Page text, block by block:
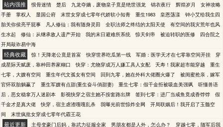
站内强推 恨骨迷情 楚后 九龙夺嫡，废物皇子竟是绝世强龙 锦衣夜行 辉煌岁月
女神攻略
手册
掌权人 显国公府 末世女穿成七零年代娇软小知青 重生1983 皇恩荡漾
钟小艾给我生四
胎关你侯亮平屁事
凡人修仙：我有随身灵田 全职法师之终结的太阳天使
有空间的我灾荒年也风
生水起
修仙：从继承敌人遗产开始 我的末日避难所系统 惊天剑帝 被迫转职的医修
四合院之
开局敲诈易中海
经典收藏 惊！天降老公竟是首富 快穿世界吃瓜第一线 军婚：医学天才在七零靠空间开挂
穿
成星际天赋废，靠种田养家糊口
快穿：尤物穿成万人嫌工具人女配 夭寿！我家超市能穿越
重生
七零，大嫂有空间
重生年代文孤女有空间 回到九零，她在外科大佬圈火爆了
被闺蜜抢亲，嫁军
官怀双胎躺赢了
重生军嫂有点甜(重生奋斗俏甜妻) 重生七零：假千金拒被吸血美强飒
听懂兽语
后，恶女稳拿万人迷剧本
影视快穿之宿主她不按套路出牌 签到七零：进厂当咸鱼竟成香饽饽
假
千金才是真大佬
快穿，宿主虐渣嘎嘎乱杀 我曝光前世惊炸全网
开局联姻后！我开启了玉髓空
间
末世疯批女穿成七零年代霸王花
最近更新 主母变豪门后妈，靠武力征服全家 男朋友都是人外，怎么办？
穿越七零，随军后我